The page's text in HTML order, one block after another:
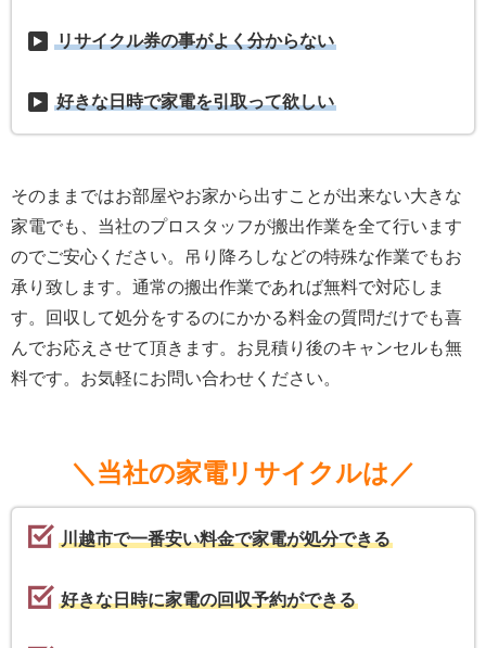
リサイクル券の事がよく分からない
好きな日時で家電を引取って欲しい
そのままではお部屋やお家から出すことが出来ない大きな
家電でも、当社のプロスタッフが搬出作業を全て行います
のでご安心ください。吊り降ろしなどの特殊な作業でもお
承り致します。通常の搬出作業であれば無料で対応しま
す。回収して処分をするのにかかる料金の質問だけでも喜
んでお応えさせて頂きます。お見積り後のキャンセルも無
料です。お気軽にお問い合わせください。
＼当社の家電リサイクルは／
川越市で一番安い料金で家電が処分できる
好きな日時に家電の回収予約ができる